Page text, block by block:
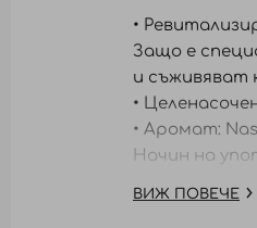
•
Защо е
и съживяват
•
• Аромат:
Начин на
* Екстракт
ВИЖ ПОВЕЧЕ